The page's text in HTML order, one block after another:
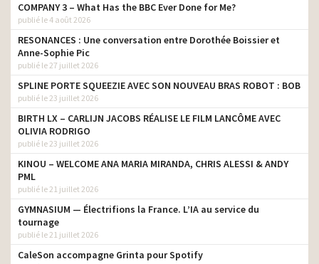
COMPANY 3 – What Has the BBC Ever Done for Me?
publié le 4 août 2026
RESONANCES : Une conversation entre Dorothée Boissier et
Anne-Sophie Pic
publié le 27 juillet 2026
SPLINE PORTE SQUEEZIE AVEC SON NOUVEAU BRAS ROBOT : BOB
publié le 23 juillet 2026
BIRTH LX – CARLIJN JACOBS RÉALISE LE FILM LANCÔME AVEC
OLIVIA RODRIGO
publié le 23 juillet 2026
KINOU – WELCOME ANA MARIA MIRANDA, CHRIS ALESSI & ANDY
PML
publié le 21 juillet 2026
GYMNASIUM — Électrifions la France. L’IA au service du
tournage
publié le 21 juillet 2026
CaleSon accompagne Grinta pour Spotify